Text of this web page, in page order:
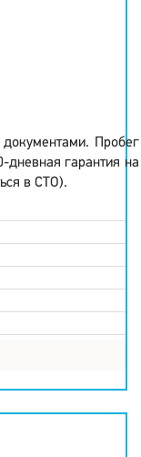
Пробег
дневная гарантия на
в СТО).